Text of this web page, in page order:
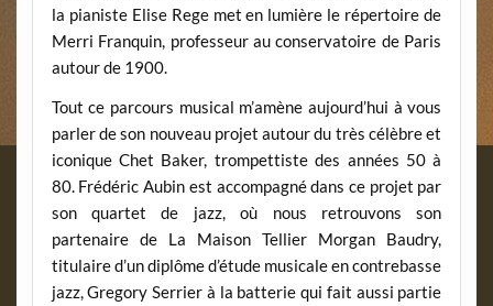
la pianiste Elise Rege met en lumière le répertoire de
Merri Franquin, professeur au conservatoire de Paris
autour de 1900.
Tout ce parcours musical m’amène aujourd’hui à vous
parler de son nouveau projet autour du très célèbre et
iconique Chet Baker, trompettiste des années 50 à
80. Frédéric Aubin est accompagné dans ce projet par
son quartet de jazz, où nous retrouvons son
partenaire de La Maison Tellier Morgan Baudry,
titulaire d’un diplôme d’étude musicale en contrebasse
jazz, Gregory Serrier à la batterie qui fait aussi partie